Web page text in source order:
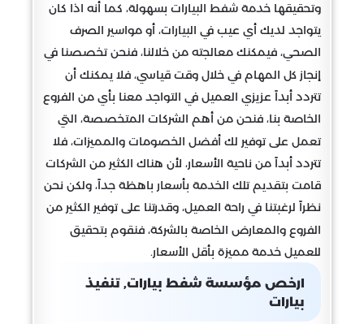
وتحقيقها خدمة شفط البيارات بسهولة، كما أنه اذا كان
يتواجد لديك أي عيب في البيارات، أو مواسير الصرف
الصحي، فيمكنك معالجته من خلالنا، فنحن تخصصنا في
إنجاز كل المهام في خلال وقت قياسي، فلا يمكنك أن
تتردد أبداً عزيزي العميل في التواجد معنا بأي من الفروع
الخاصة بنا، فنحن من أهم الشركات المتخصصة، التي
تعمل على توفير لك أفضل الخصومات والمميزات، فلا
تتردد أبداً من ناحية الأسعار، لأن هناك الكثير من الشركات
قامت بتقديم تلك الخدمة بأسعار باهظة جداً، ولكن نحن
نظراً لرغبتنا في راحة العميل، وقدرتنا على توفير الكثير من
الفروع والمعارض الخاصة بالشركة، فنقوم بتحقيق
للعميل خدمة مميزة بأقل الأسعار.
ارخص مؤسسة شفط بيارات, تنفيذ
بيارات